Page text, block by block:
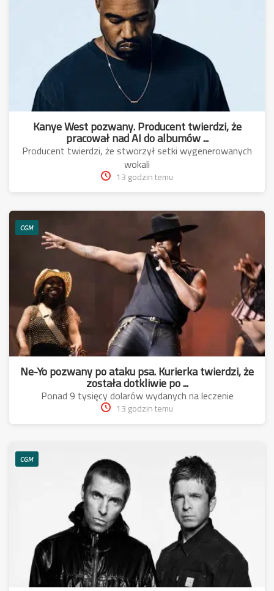
Kanye West pozwany. Producent twierdzi, że
pracował nad AI do albumów ...
Producent twierdzi, że stworzył setki wygenerowanych
wokali
13 godzin temu
CGM
Ne-Yo pozwany po ataku psa. Kurierka twierdzi, że
została dotkliwie po ...
Ponad 9 tysięcy dolarów wydanych na leczenie
13 godzin temu
CGM